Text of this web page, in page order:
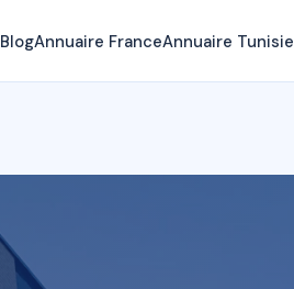
BlogAnnuaire FranceAnnuaire Tunisie